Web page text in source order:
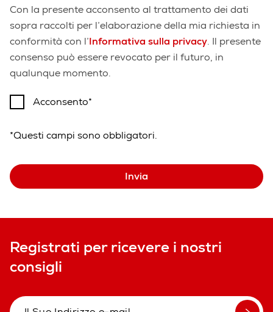
Con la presente acconsento al trattamento dei dati
sopra raccolti per l’elaborazione della mia richiesta in
conformità con l’Informativa sulla privacy. Il presente
consenso può essere revocato per il futuro, in
qualunque momento.
Acconsento
*Questi campi sono obbligatori.
Invia
Registrati per ricevere i nostri
consigli